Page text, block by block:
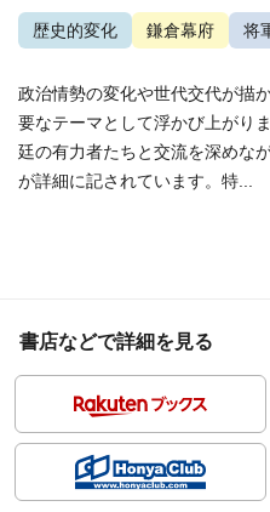
歴史的変化 鎌倉幕府 将
政治情勢の変化や世代交代が描
要なテーマとして浮かび上がり
廷の有力者たちと交流を深めな
が詳細に記されています。特...
書店などで詳細を見る